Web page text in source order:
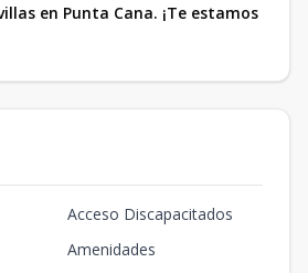
en Punta Cana. ¡Te estamos
Acceso Discapacitados
Amenidades